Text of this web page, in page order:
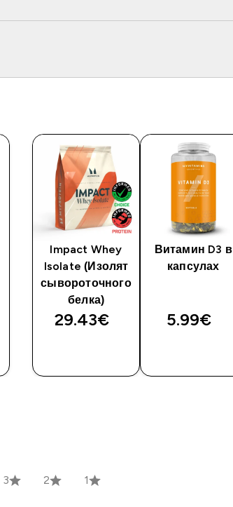
Impact Whey
Isolate (Изолят
сывороточного
белка)
29.43€‎
Витамин D3 в
капсулах
5.99€‎
3 2 1